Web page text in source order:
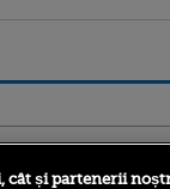
cât și partenerii